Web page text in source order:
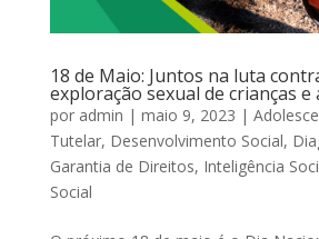
18 de Maio: Juntos na luta
exploração sexual de crianças e
por admin | maio 9, 2023 |
Tutelar, Desenvolvimento Social,
Garantia de Direitos, Inteligência
Social